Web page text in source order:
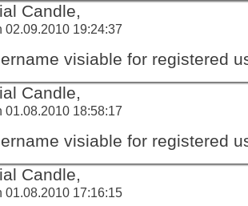
Candle,
02.09.2010 19:24:37
visiable for registered
Candle,
01.08.2010 18:58:17
visiable for registered
Candle,
01.08.2010 17:16:15